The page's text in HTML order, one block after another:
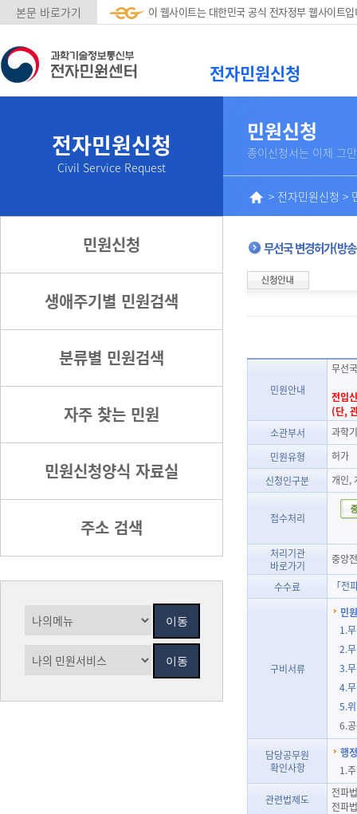
본문 바로가기 이 웹사이트는 대한민국 공식 전자정부 웹사이트
전자민원신청
전자민원신청
Civil Service Request
민원신청
생애주기별 민원검색
분류별 민원검색
자주 찾는 민원
민원신청양식 자료실
주소 검색
민원신청
종이신청서는 이제 그
> 전자민원신청 >
무선국 변경허가(방
민원안내
무선
전입
(단,
소관부서
과학
민원유형
허가
신청인구분
개인,
접수처리
처리기관
바로가기
중앙
수수료 「
구비서류
민
1.
2.
3.
4.
5.
6.
담당공무원
확인사항
행
1.
관련법제도
전파
전파